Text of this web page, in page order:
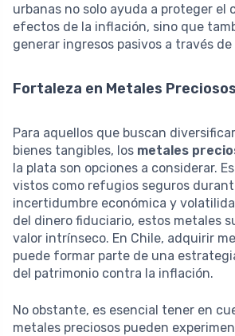
urbanas no solo ayuda a proteger el
efectos de la inflación, sino que
generar ingresos pasivos a través
Fortaleza en Metales Preciosos
Para aquellos que buscan
bienes tangibles, los metales
la plata son opciones a considerar.
vistos como refugios seguros
incertidumbre económica y
del dinero fiduciario, estos metales
valor intrínseco. En Chile, adquirir
puede formar parte de una
del patrimonio contra la inflación.
No obstante, es esencial tener en
metales preciosos pueden